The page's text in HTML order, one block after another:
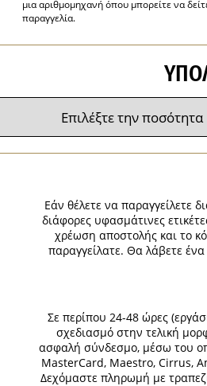
μια αριθμομηχανή όπου μπορείτε να
παραγγελία.
Εάν θέλετε να παραγγείλετε
διάφορες υφασμάτινες
χρέωση αποστολής και το
παραγγείλατε. Θα λάβετε
Σε περίπου 24-48 ώρες
σχεδιασμό στην τελική
ασφαλή σύνδεσμο, μέσω του
MasterCard, Maestro, Cirrus,
Δεχόμαστε πληρωμή με